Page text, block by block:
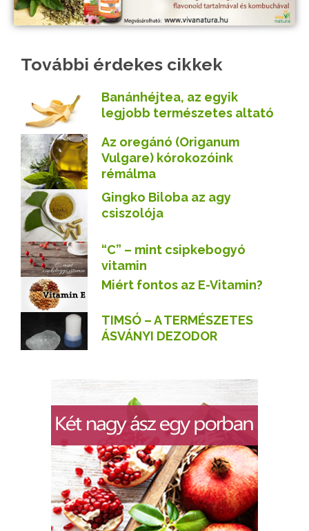
További érdekes cikkek
Banánhéjtea, az egyik
legjobb természetes altató
Az oregánó (Origanum
Vulgare) kórokozóink
rémálma
Gingko Biloba az agy
csiszolója
“C” – mint csipkebogyó
vitamin
Miért fontos az E-Vitamin?
TIMSÓ – A TERMÉSZETES
ÁSVÁNYI DEZODOR